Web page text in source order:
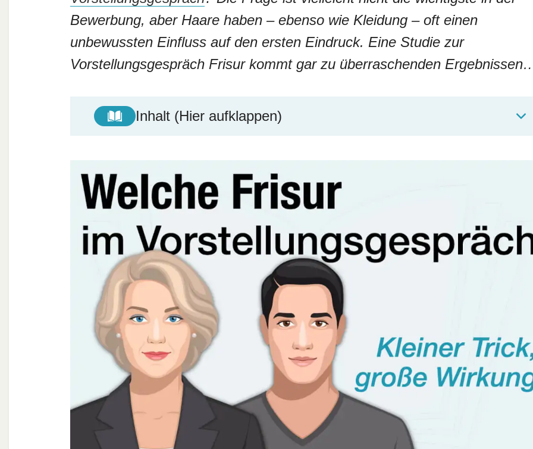
Bewerbung, aber Haare haben – ebenso wie Kleidung – oft einen
unbewussten Einfluss auf den ersten Eindruck. Eine Studie zur
Vorstellungsgespräch Frisur kommt gar zu überraschenden
Inhalt (Hier aufklappen)